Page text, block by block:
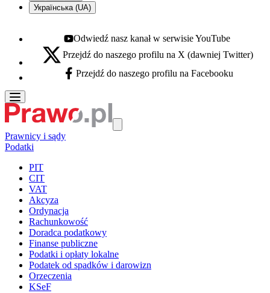
Українська (UA)
Youtube - otwiera się w nowej karcie
Odwiedź nasz kanał w serwisie YouTube
X - otwiera się w nowej karcie
Przejdź do naszego profilu na X (dawniej Twitter)
Facebook - otwiera się w nowej karcie
Przejdź do naszego profilu na Facebooku
Prawnicy i sądy
Podatki
PIT
CIT
VAT
Akcyza
Ordynacja
Rachunkowość
Doradca podatkowy
Finanse publiczne
Podatki i opłaty lokalne
Podatek od spadków i darowizn
Orzeczenia
KSeF